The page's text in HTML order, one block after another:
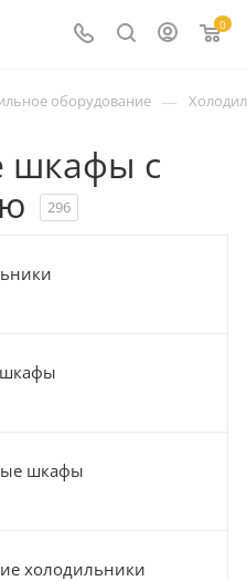
0
оборудование —
шкафы с
296
шкафы
холодильники